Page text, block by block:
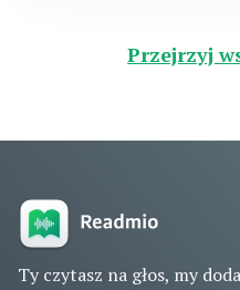
Przejrzyj
Ty czytasz na głos, my